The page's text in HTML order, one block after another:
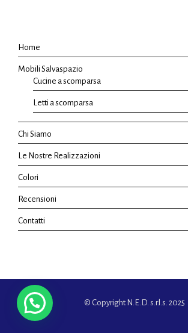
Home
Mobili Salvaspazio
Cucine a scomparsa
Letti a scomparsa
Chi Siamo
Le Nostre Realizzazioni
Colori
Recensioni
Contatti
© Copyright N.E.D. s.r.l.s. 2025